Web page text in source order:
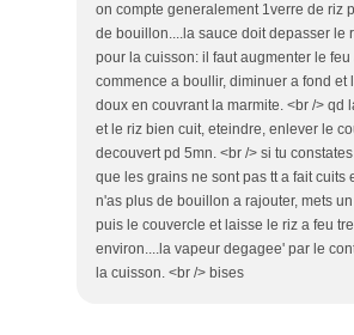
on compte generalement 1verre de riz
de bouillon....la sauce doit depasser le
pour la cuisson: il faut augmenter le
commence a boullir, diminuer a fond et
doux en couvrant la marmite. <br /> qd
et le riz bien cuit, eteindre, enlever le
decouvert pd 5mn. <br /> si tu
que les grains ne sont pas tt a fait cuits
n'as plus de bouillon a rajouter, mets
puis le couvercle et laisse le riz a feu
environ....la vapeur degagee' par le
la cuisson. <br /> bises